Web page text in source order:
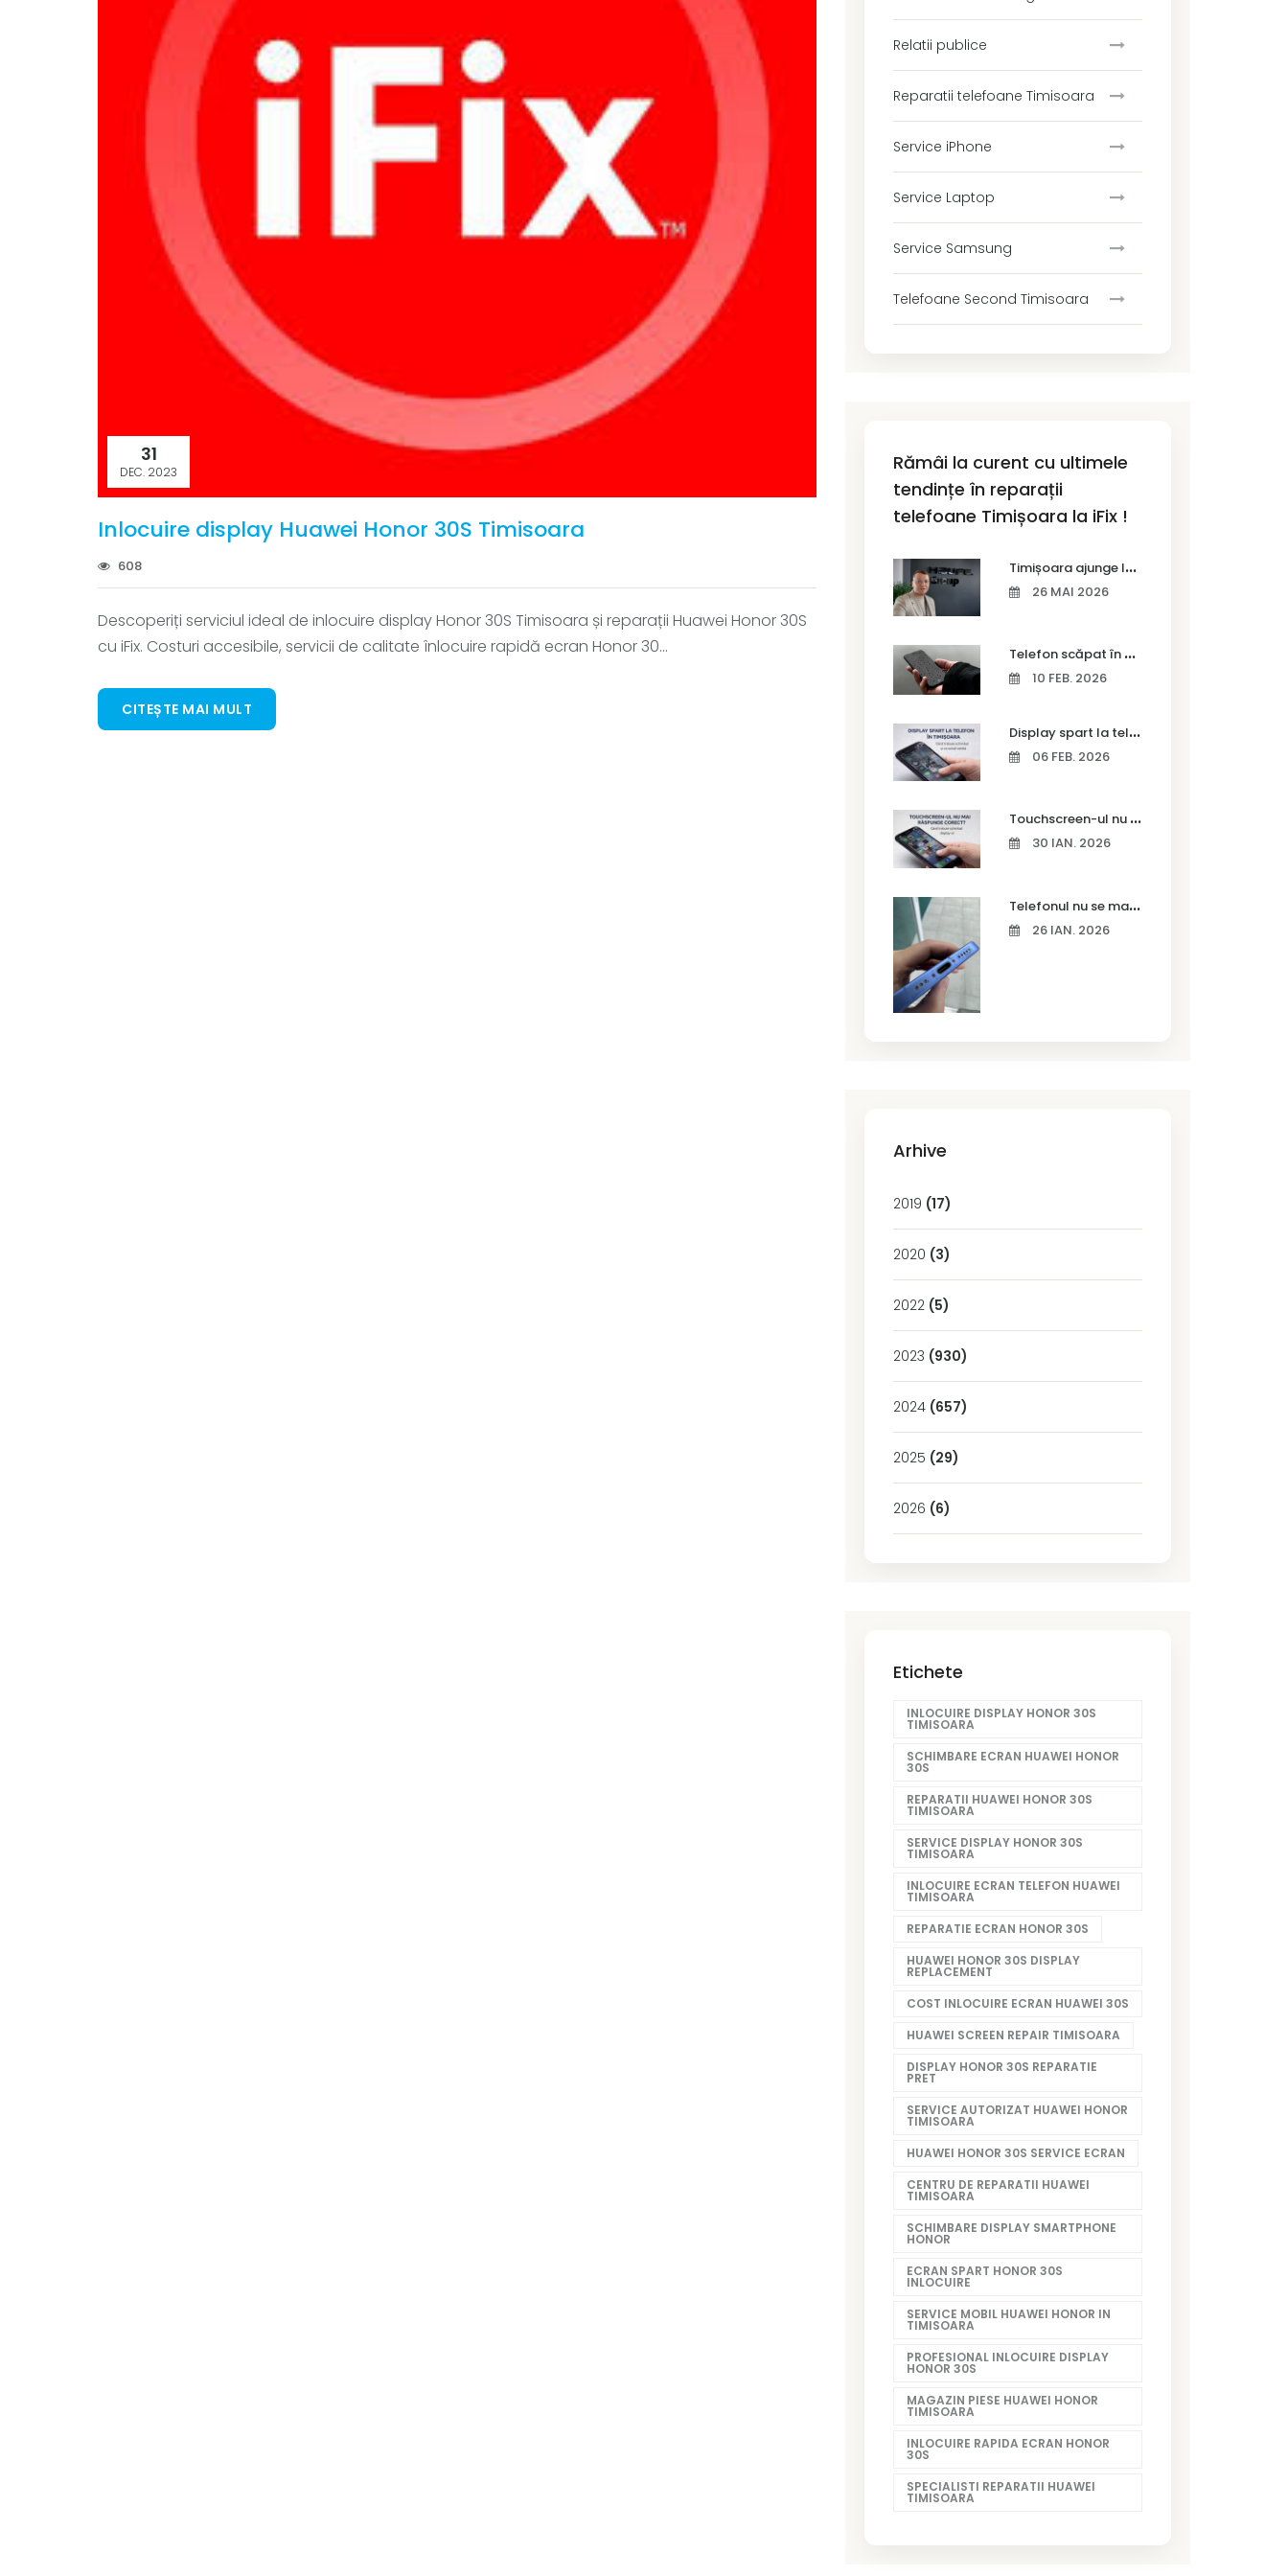
31
DEC. 2023
Inlocuire display Huawei Honor 30S Timisoara
608
Descoperiți serviciul ideal de inlocuire display Honor 30S Timisoara și reparații Huawei Honor 30S
cu iFix. Costuri accesibile, servicii de calitate înlocuire rapidă ecran Honor 30...
CITEȘTE MAI MULT
Relatii publice
Reparatii telefoane Timisoara
Service iPhone
Service Laptop
Service Samsung
Telefoane Second Timisoara
Rămâi la curent cu ultimele
tendințe în reparații
telefoane Timișoara la iFix !
T
imișoara ajunge la Vodafone Business Bootcamp prin Marius Cermian de la Armour România
26 MAI 2026
T
elefon scăpat în apă – ce trebuie să faci imediat și ce greșeli să eviți
10 FEB. 2026
D
isplay spart la telefon în Timișoara
06 FEB. 2026
T
ouchscreen-ul nu mai răspunde corect? Când trebuie schimbat display-ul
30 IAN. 2026
T
elefonul nu se mai încarcă corect? Cauze frecvente și soluții la service în Timișoara
26 IAN. 2026
Arhive
2019 (17)
2020 (3)
2022 (5)
2023 (930)
2024 (657)
2025 (29)
2026 (6)
Etichete
INLOCUIRE DISPLAY HONOR 30S
TIMISOARA
SCHIMBARE ECRAN HUAWEI HONOR
30S
REPARATII HUAWEI HONOR 30S
TIMISOARA
SERVICE DISPLAY HONOR 30S
TIMISOARA
INLOCUIRE ECRAN TELEFON HUAWEI
TIMISOARA
REPARATIE ECRAN HONOR 30S
HUAWEI HONOR 30S DISPLAY
REPLACEMENT
COST INLOCUIRE ECRAN HUAWEI 30S
HUAWEI SCREEN REPAIR TIMISOARA
DISPLAY HONOR 30S REPARATIE
PRET
SERVICE AUTORIZAT HUAWEI HONOR
TIMISOARA
HUAWEI HONOR 30S SERVICE ECRAN
CENTRU DE REPARATII HUAWEI
TIMISOARA
SCHIMBARE DISPLAY SMARTPHONE
HONOR
ECRAN SPART HONOR 30S
INLOCUIRE
SERVICE MOBIL HUAWEI HONOR IN
TIMISOARA
PROFESIONAL INLOCUIRE DISPLAY
HONOR 30S
MAGAZIN PIESE HUAWEI HONOR
TIMISOARA
INLOCUIRE RAPIDA ECRAN HONOR
30S
SPECIALISTI REPARATII HUAWEI
TIMISOARA